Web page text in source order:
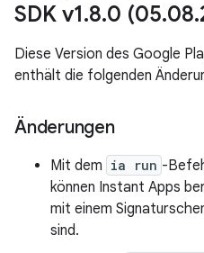
SDK v1.8.0 (05.08.
Diese Version des Google
enthält die folgenden
Änderungen
Mit dem ia run -
können Instant Apps
mit einem
sind.